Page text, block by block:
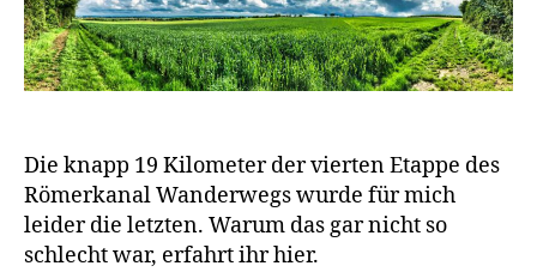
Die knapp 19 Kilometer der vierten Etappe des
Römerkanal Wanderwegs wurde für mich
leider die letzten. Warum das gar nicht so
schlecht war, erfahrt ihr hier.